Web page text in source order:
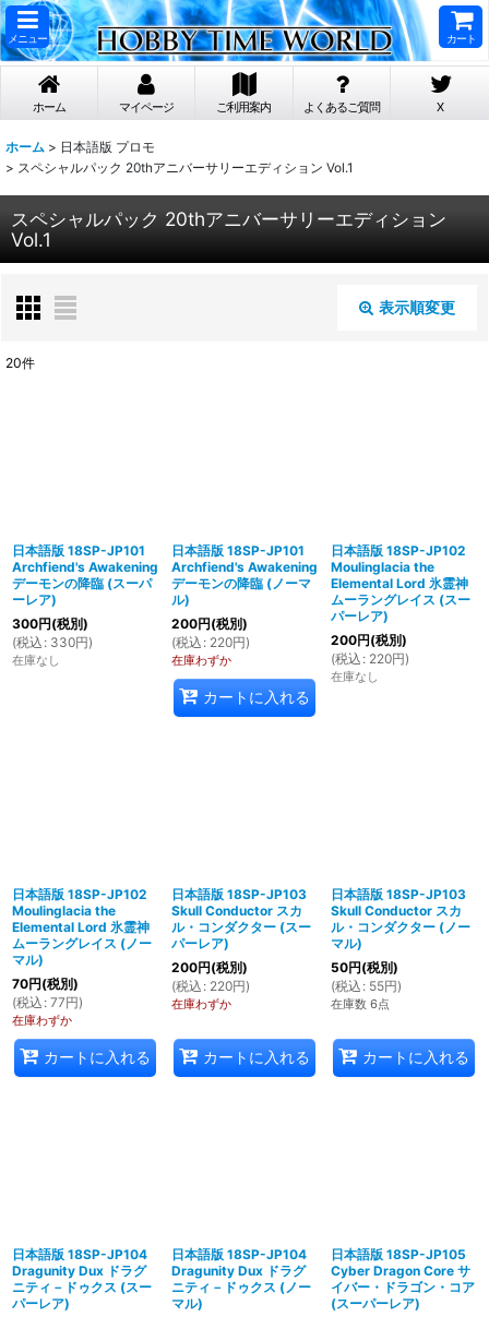
メニュー カート
ホーム マイページ ご利用案内 よくあるご質問 X
ホーム > 日本語版 プロモ
> スペシャルパック 20thアニバーサリーエディション Vol.1
スペシャルパック 20thアニバーサリーエディション
Vol.1
表示順変更
絞り込む
20件
日本語版 18SP-JP101
Archfiend's Awakening
デーモンの降臨 (スーパ
ーレア)
300円(税別)
(税込 : 330円)
在庫なし
日本語版 18SP-JP101
Archfiend's Awakening
デーモンの降臨 (ノーマ
ル)
200円(税別)
(税込 : 220円)
在庫わずか
カートに入れる
日本語版 18SP-JP102
Moulinglacia the
Elemental Lord 氷霊神
ムーラングレイス (スー
パーレア)
200円(税別)
(税込 : 220円)
在庫なし
日本語版 18SP-JP102
Moulinglacia the
Elemental Lord 氷霊神
ムーラングレイス (ノー
マル)
70円(税別)
(税込 : 77円)
在庫わずか
カートに入れる
日本語版 18SP-JP103
Skull Conductor スカ
ル・コンダクター (スー
パーレア)
200円(税別)
(税込 : 220円)
在庫わずか
カートに入れる
日本語版 18SP-JP103
Skull Conductor スカ
ル・コンダクター (ノー
マル)
50円(税別)
(税込 : 55円)
在庫数 6点
カートに入れる
日本語版 18SP-JP104
Dragunity Dux ドラグ
ニティ－ドゥクス (スー
パーレア)
日本語版 18SP-JP104
Dragunity Dux ドラグ
ニティ－ドゥクス (ノー
マル)
日本語版 18SP-JP105
Cyber Dragon Core サ
イバー・ドラゴン・コア
(スーパーレア)